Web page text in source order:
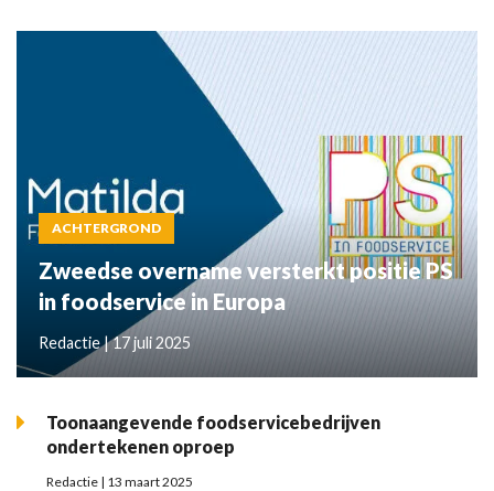
ACHTERGROND
Zweedse overname versterkt positie PS
in foodservice in Europa
Redactie | 17 juli 2025
Toonaangevende foodservicebedrijven
ondertekenen oproep
Redactie | 13 maart 2025